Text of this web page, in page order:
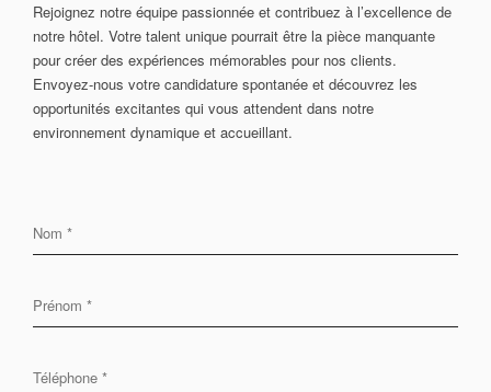
Rejoignez notre équipe passionnée et contribuez à l’excellence de
notre hôtel. Votre talent unique pourrait être la pièce manquante
pour créer des expériences mémorables pour nos clients.
Envoyez-nous votre candidature spontanée et découvrez les
opportunités excitantes qui vous attendent dans notre
environnement dynamique et accueillant.